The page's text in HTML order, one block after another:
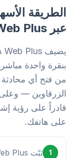
الطريقة
عبر WA Web Plus
بنقرة واحدة
من فتح أي محادثة
الزرقاوين —
قادراً على رؤية
على هاتفك.
1